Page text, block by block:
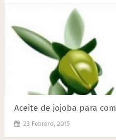
Aceite de jojoba para
23 Febrero, 2015